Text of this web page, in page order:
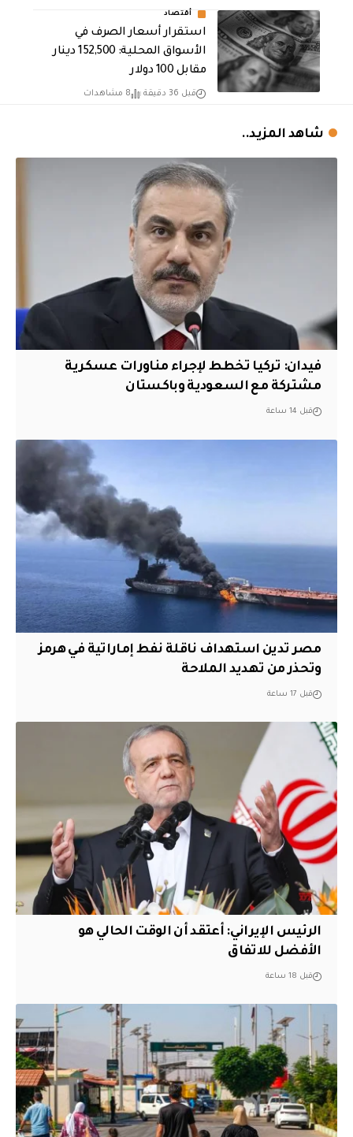
أقتصاد
استقرار أسعار الصرف في
الأسواق المحلية: 152,500 دينار
مقابل 100 دولار
قبل 36 دقيقة 8 مشاهدات
شاهد المزيد..
فيدان: تركيا تخطط لإجراء مناورات عسكرية
مشتركة مع السعودية وباكستان
قبل 14 ساعة
مصر تدين استهداف ناقلة نفط إماراتية في هرمز
وتحذر من تهديد الملاحة
قبل 17 ساعة
الرئيس الإيراني: أعتقد أن الوقت الحالي هو
الأفضل للاتفاق
قبل 18 ساعة